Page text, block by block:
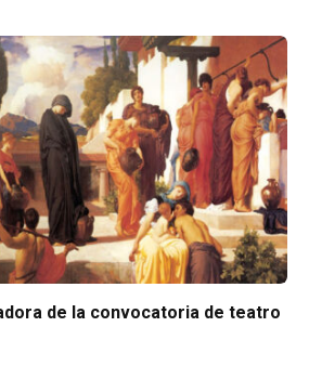
de la convocatoria de teatro